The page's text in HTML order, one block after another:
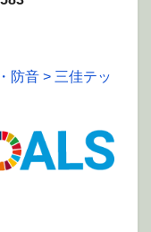
防音 > 三佳テッ